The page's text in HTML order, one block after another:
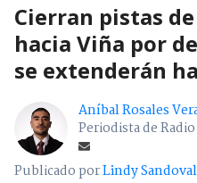
Cierran pistas
hacia Viña por
se extenderán
Aníbal Rosales
Periodista de
Publicado porLindy Sandoval